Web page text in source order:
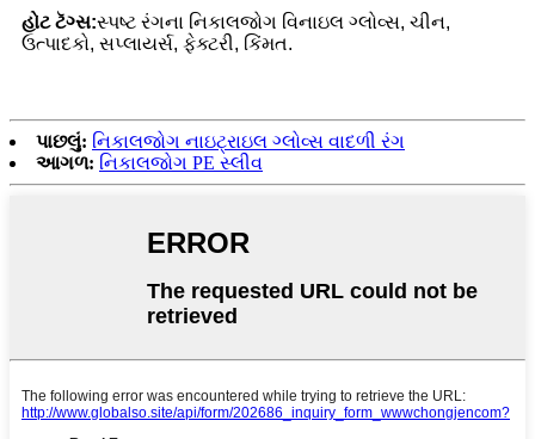
હોટ ટૅગ્સ:સ્પષ્ટ રંગના નિકાલજોગ વિનાઇલ ગ્લોવ્સ, ચીન,
ઉત્પાદકો, સપ્લાયર્સ, ફેક્ટરી, કિંમત.
પાછલું: નિકાલજોગ નાઇટ્રાઇલ ગ્લોવ્સ વાદળી રંગ
આગળ: નિકાલજોગ PE સ્લીવ